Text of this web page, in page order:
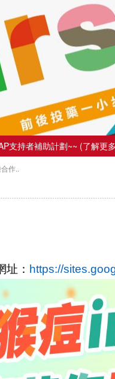
支持者補助計劃~~ (了解更
作..
： https://sites.